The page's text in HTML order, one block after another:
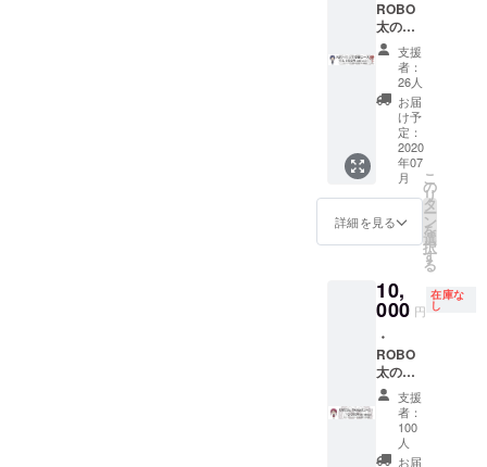
も使用
可です
・
ROBO
じぇん
ぬと店
長によ
るお礼
動画 *リ
ターン
の受取
方法の
選択を
or「郵
送」を
選択し
てくだ
さい。
ROBO
太の縁
で出来
ている
CD「縁
」1枚
ROBO
太9000
円クー
ポン券
（500円
×18回
分） ・
ROBO
ぬと店
長によ
るお礼
動画 *リ
ターン
の受取
方法の
選択を
「ROB
O太店
頭」
支援
者：
26人
お届
け予
定：
2020
年07
月
詳細を見る
こ
の
リ
タ
ー
ン
を
選
択
す
る
10,
000 円
在庫な
し
・
ROBO
太の縁
で出来
ている
CD「縁
」1枚
・CDの
支援
者：
100
人
お届